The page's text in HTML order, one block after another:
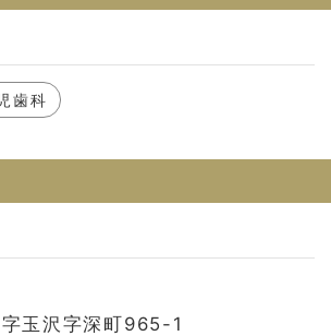
利用規約
歯科
玉沢字深町965-1